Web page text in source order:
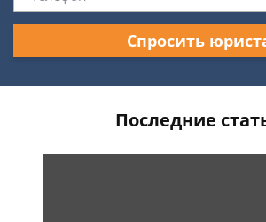
Спросить
Последние